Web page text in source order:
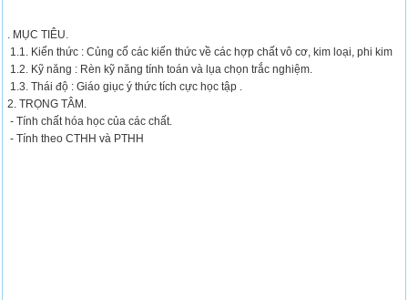
. MỤC TIÊU.
1.1. Kiến thức : Củng cố các kiến thức về các hợp chất vô cơ, kim loại, phi kim
1.2. Kỹ năng : Rèn kỹ năng tính toán và lụa chọn trắc nghiệm.
1.3. Thái độ : Giáo giục ý thức tích cực học tập .
2. TRỌNG TÂM.
- Tính chất hóa học của các chất.
- Tính theo CTHH và PTHH